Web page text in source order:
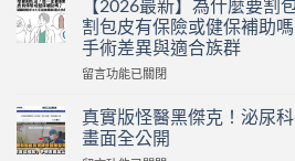
挖
挖
哇】
岳
岳
母
在
【2026最新】為什麼要割
割包皮有保險或健保補助
手術差異與適合族群
在
最
新】
為
留言功能已關閉
真實版怪醫黑傑克！泌尿
畫面全公開